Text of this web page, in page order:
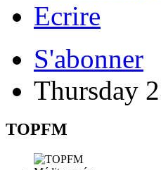
Ecrire
S'abonner
Thursday
TOPFM